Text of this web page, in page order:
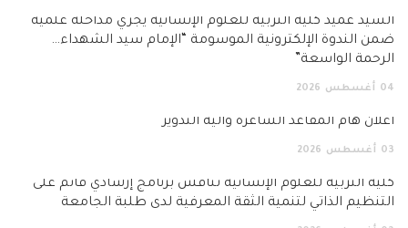
السيد عميد كلية التربية للعلوم الإنسانية يجري مداخلة علمية
ضمن الندوة الإلكترونية الموسومة “الإمام سيد الشهداء…
الرحمة الواسعة”
04 أغسطس 2026
اعلان هام المقاعد الشاغرة وآلية التدوير
03 أغسطس 2026
كلية التربية للعلوم الإنسانية تناقش برنامج إرشادي قائم على
التنظيم الذاتي لتنمية الثقة المعرفية لدى طلبة الجامعة